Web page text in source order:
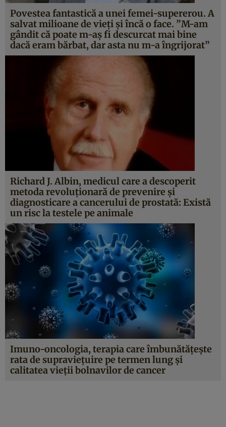
Povestea fantastică a unei femei-supererou. A
salvat milioane de vieţi şi încă o face. ”M-am
gândit că poate m-aş fi descurcat mai bine
dacă eram bărbat, dar asta nu m-a îngrijorat”
Richard J. Albin, medicul care a descoperit
metoda revoluţionară de prevenire şi
diagnosticare a cancerului de prostată: Există
un risc la testele pe animale
Imuno-oncologia, terapia care îmbunătăţeşte
rata de supravieţuire pe termen lung şi
calitatea vieţii bolnavilor de cancer